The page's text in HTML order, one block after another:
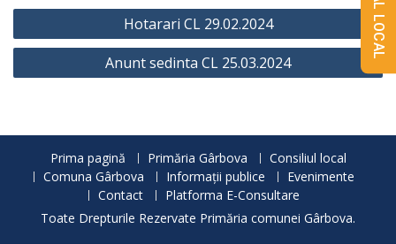
Navigare
în
Hotarari CL 29.02.2024
Anunt sedinta CL 25.03.2024
Prima pagină Primăria Gârbova
Consiliul local
Comuna Gârbova
Informații publice
Evenimente
Contact
Platforma E-Consultare
Toate Drepturile Rezervate Primăria comunei Gârbova.